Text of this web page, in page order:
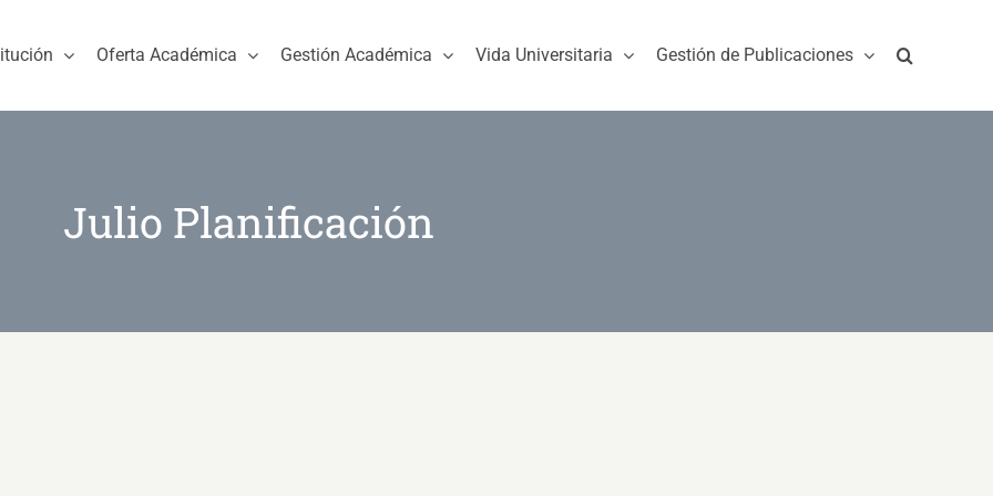
Oferta Académica Gestión Académica Vida Universitaria Gestión de Publicaciones
Julio Planificación